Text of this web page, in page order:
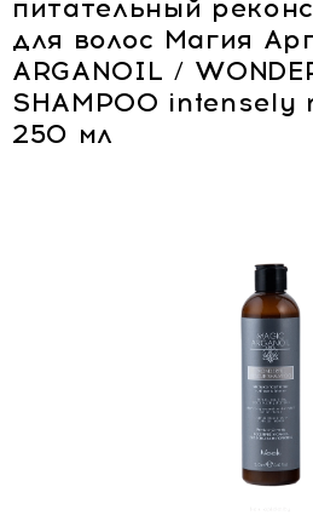
питательный
для волос Магия
ARGANOIL /
SHAMPOO intensely
250 мл